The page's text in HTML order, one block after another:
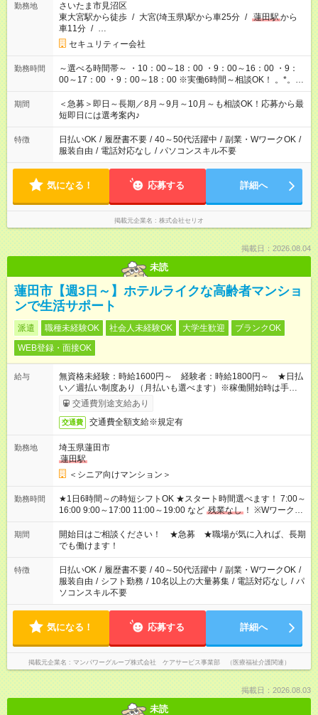
勤務地
さいたま市見沼区
東大宮駅から徒歩 / 大宮(埼玉県)駅から車25分 / 蓮田駅から
車11分 / …
セキュリティー会社
勤務時間
～選べる時間帯～ ・10：00～18：00 ・9：00～16：00 ・9：
00～17：00 ・9：00～18：00 ※実働6時間～相談OK！ 。*。未
経験から挑戦できる。*。 経験ゼロから始められるお仕事！ 例え
ば前職が、 在宅/財団法人/事務/コールセンター/受付/販売/カフェ
スタッフ スイーツ販売/ホテルフロント/化粧品販売/など 未経験
の方たちが活躍中♪
期間
＜急募＞即日～長期／8月～9月～10月～も相談OK！応募から最
短即日には選考案内♪
特徴 日払いOK / 履歴書不要 / 40～50代活躍中 / 副業・WワークOK /
服装自由 / 電話対応なし / パソコンスキル不要
気になる！ 応募する 詳細へ
掲載元企業名 株式会社セリオ
掲載日：2026.08.04
未読
蓮田市【週3日～】ホテルライクな高齢者マンショ
ンで生活サポート
派遣 職種未経験OK 社会人未経験OK 大学生歓迎
ブランクOK
WEB登録・面接OK
給与
無資格未経験：時給1600円～ 経験者：時給1800円～ ★日払
い／週払い制度あり（月払いも選べます）※稼働開始時は手続き
完了次第のお支払いとなります。
交通費別途支給あり
交通費 交通費全額支給※規定有
勤務地
埼玉県蓮田市
蓮田駅
＜シニア向けマンション＞
勤務時間
★1日6時間～の時短シフトOK ★スタート時間選べます！ 7:00～
16:00 9:00～17:00 11:00～19:00 など 残業なし ！ ※Wワークの
場合、他のお仕事と合わせ週40時間超の就業はご案内できませ
ん ※法令に基づき、週20時間以上勤務は社会保険への加入対象
となります ※労働者派遣法（日雇い派遣の原則禁止）により、
短時間・短期間の就業はご案内が難しい場合があります
期間
開始日はご相談ください！ ★急募 ★職場が気に入れば、長期
でも働けます！
特徴 日払いOK / 履歴書不要 / 40～50代活躍中 / 副業・WワークOK /
服装自由 / シフト勤務 / 10名以上の大量募集 / 電話対応なし / パ
ソコンスキル不要
気になる！ 応募する 詳細へ
掲載元企業名 マンパワーグループ株式会社 ケアサービス事業部 （医療福祉介護関連）
掲載日：2026.08.03
未読